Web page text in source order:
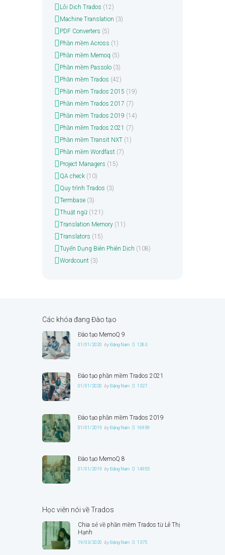
Lỗi Dịch Trados (12)
Machine Translation (3)
PDF Converters (5)
Phần mềm Across (1)
Phần mềm Memoq (5)
Phần mềm Passolo(3)
Phần mềm Trados (42)
Phần mềm Trados 2015 (19)
Phần mềm Trados 2017 (7)
Phần mềm Trados 2019 (14)
Phần mềm Trados 2021 (7)
Phần mềm Transit NXT(1)
Phần mềm Wordfast(7)
Project Managers (15)
QA check(10)
Quy trình Trados (3)
Termbase(3)
Thuật ngữ(121)
Translation Memory(11)
Translators (15)
Tuyển Dụng Biên Phiên Dịch (108)
Wordcount(3)
Các khóa đang Đào tạo
Đào tạo MemoQ 9
01/01/2020 byĐặng Nam 1263
Đào tạo phần mềm Trados 2021
01/01/2020 byĐặng Nam 1327
Đào tạo phần mềm Trados 2019
01/01/2019 byĐặng Nam 16939
Đào tạo MemoQ 8
01/01/2019 byĐặng Nam 14955
Học viên nói về Trados
Chia sẻ về phần mềm Trados từ Lê Thị
Hạnh
19/03/2020 byĐặng Nam 1375